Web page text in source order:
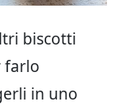
biscotti
farlo
in uno